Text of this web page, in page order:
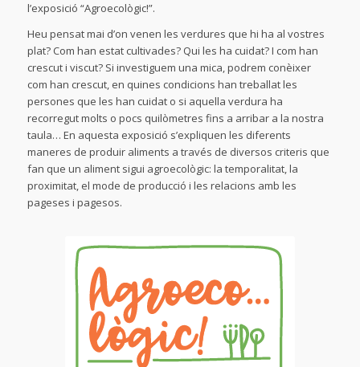
l’exposició “Agroecològic!”.
Heu pensat mai d’on venen les verdures que hi ha al vostres
plat? Com han estat cultivades? Qui les ha cuidat? I com han
crescut i viscut? Si investiguem una mica, podrem conèixer
com han crescut, en quines condicions han treballat les
persones que les han cuidat o si aquella verdura ha
recorregut molts o pocs quilòmetres fins a arribar a la nostra
taula… En aquesta exposició s’expliquen les diferents
maneres de produir aliments a través de diversos criteris que
fan que un aliment sigui agroecològic: la temporalitat, la
proximitat, el mode de producció i les relacions amb les
pageses i pagesos.